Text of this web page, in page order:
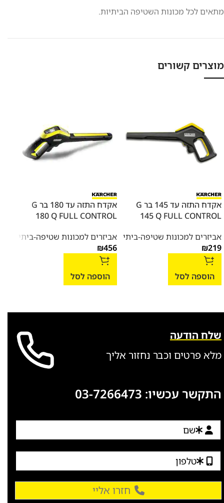
מתאים לכל מכונות השטיפה הביתיות.
מוצרים קשורים
אקדח התזה עד 145 בר G
145 Q FULL CONTROL
אביזרים למכונות שטיפה-ביתי
₪219
הוספה לסל
אקדח התזה עד 180 בר G
180 Q FULL CONTROL
אביזרים למכונות שטיפה-ביתי
₪456
הוספה לסל
שלח הודעה
מלא פרטים וכבר נחזור אליך
התקשר עכשיו: 03-7266473
חזרו אליי